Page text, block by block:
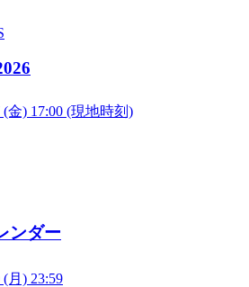
(金) 17:00 (現地時刻)
ンダー
(月) 23:59